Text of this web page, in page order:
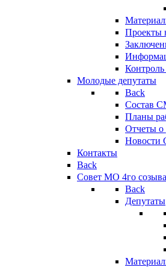
Проекты
Контроль
Молодые депутаты
Back
Состав
Планы
Отчеты
Контакты
Back
Совет МО 4го созыва
Back
Депутаты